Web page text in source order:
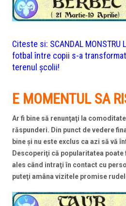
Citeste si: SCANDAL MONSTRU
fotbal între copii s-a
terenul școlii!
E MOMENTUL SA
Ar fi bine să renunţaţi la
răspunderi. Din punct de vedere
bine şi nu este exclus ca azi să vă
Descoperiţi că popularitatea
ales când intraţi în contact cu
puteţi amâna vizitele promise